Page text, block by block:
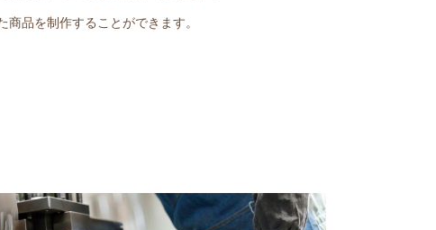
品を制作することができます。